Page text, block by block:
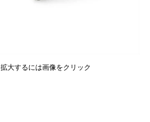
拡大するには画像をクリック